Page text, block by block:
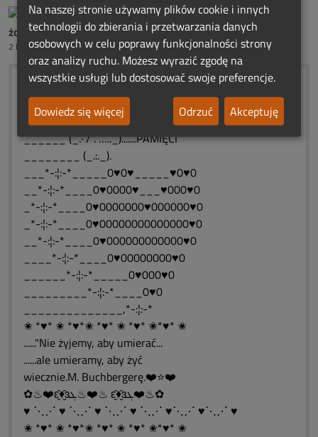
żona ś.p.Henia Dobrońskiego
2 lata temu
_______ (¯`:´¯)........ROCZNICOWE
______ (¯ `·. · …´¯)....ŚWIATEŁKA.
_____ (¯ `·.(۞).·..´¯).......WIECZNEJ
______ (_.·´/ . ….._).......PAMIĘCI
________ (_.:._).
___*-:¦:-*_____0♥0♥_____♥0♥0
__*-:¦:-*____0♥0000♥___♥000♥0
_*-:¦:-*____0♥0000000♥000000♥0
_*-:¦:-*____0♥00000000000000♥0
__*-:¦:-*____0♥000000000000♥0
____*-:¦:-*____0♥00000000♥0
______*-:¦:-*_____0♥000♥0
_________*-:¦:-*____0♥0
______________,*-:¦:-*
✬ *♥* ✬ *♥*✬ *♥* ✬ *♥* ✬*♥* ✬
......"Nie żyjemy, aby umierać...
......ale umieramy, aby żyć
wiecznie.M. Buchbergerę.❤️⭐❤️
✿♨❤️ԑ̮̑♦̮̑ɜܓ♨❤️♨ ԑ̮̑♦̮̑ɜܓ❤️♨✿
♥ ⋱⋰ ♥ ⋱⋰ ♥ ⋱⋰ ♥ ⋱⋰ ♥⋱⋰ ♥⋱⋰ ♥
✬ *♥* ✬ *♥*✬ *♥* ✬ *♥* ✬*♥* ✬
Na naszej stronie używamy plików cookie i innych
technologii do zbierania i przetwarzania danych
osobowych w celu poprawy funkcjonalności strony
oraz analizy ruchu. Możesz wyrazić zgodę na
wszystkie usługi lub dostosować swoje preferencje.
Dowiedz się więcej
Odrzuć Akceptuję